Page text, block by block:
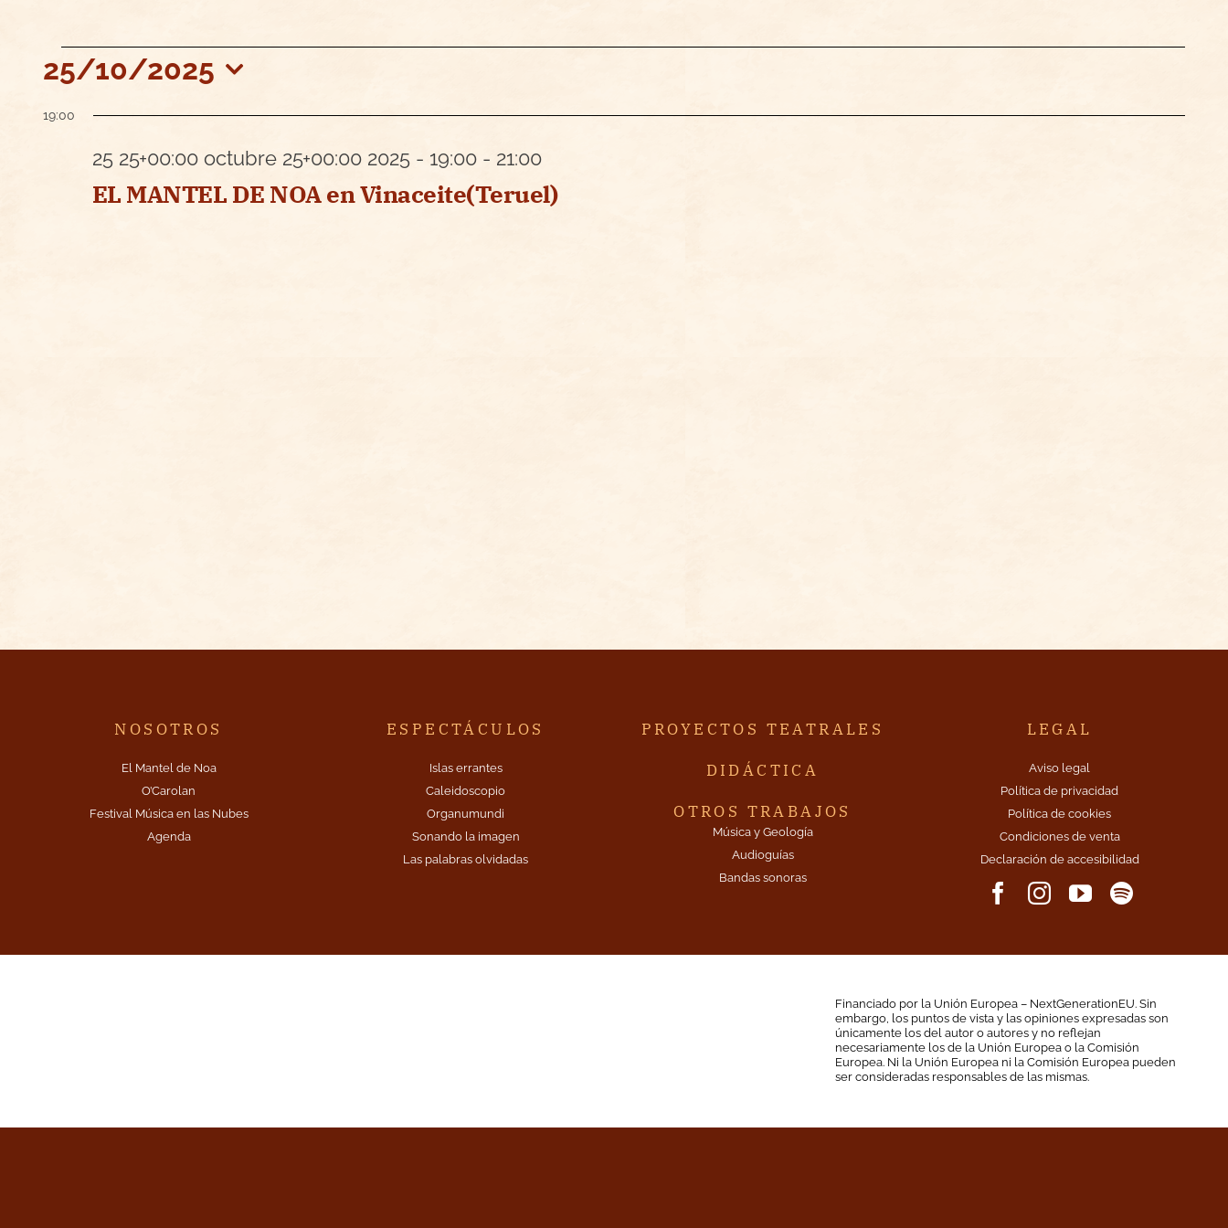
Eventos
en
25/10/2025
Selecciona
fecha.
19:00
EL MANTEL DE NOA en Vinaceite(Teruel)
25 25+00:00 octubre 25+00:00 2025 - 19:00 - 21:00
NOSOTROS
El Mantel de Noa
O’Carolan
Festival Música en las Nubes
Agenda
ESPECTÁCULOS
Islas errantes
Caleidoscopio
Organumundi
Sonando la imagen
Las palabras olvidadas
PROYECTOS TEATRALES
DIDÁCTICA
OTROS TRABAJOS
Música y Geología
Audioguías
Bandas sonoras
LEGAL
Aviso legal
Política de privacidad
Política de cookies
Condiciones de venta
Declaración de accesibilidad
Financiado por la Unión Europea – NextGenerationEU. Sin
embargo, los puntos de vista y las opiniones expresadas son
únicamente los del autor o autores y no reflejan
necesariamente los de la Unión Europea o la Comisión
Europea. Ni la Unión Europea ni la Comisión Europea pueden
ser consideradas responsables de las mismas.